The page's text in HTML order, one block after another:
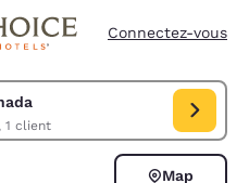
Connectez-vous
1 chambre, 1 client
Montréal, QC, Canada. Date
Map